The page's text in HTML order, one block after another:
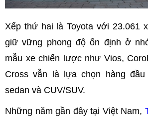
Xếp thứ hai là Toyota với 23.061
giữ vững phong độ ổn định ở
mẫu xe chiến lược như Vios,
Cross vẫn là lựa chọn hàng đầu
sedan và CUV/SUV.
Những năm gần đây tại Việt Nam,